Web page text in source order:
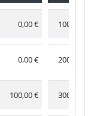
0,00 € 100,00 €
0,00 € 200,00 €
100,00 € 300,00 €